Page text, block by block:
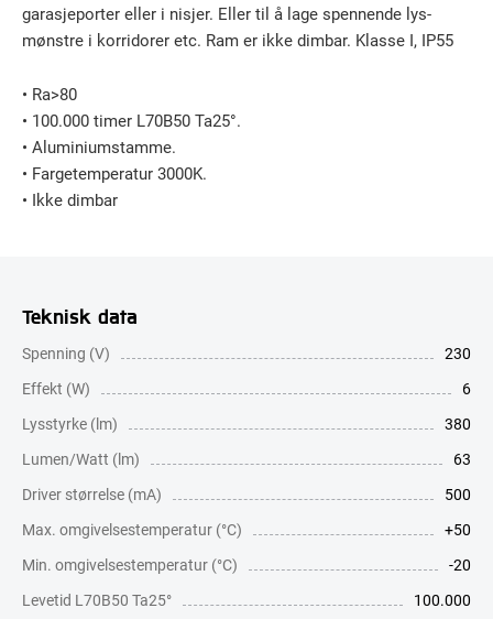
garasjeporter eller i nisjer. Eller til å lage spennende lys-
mønstre i korridorer etc. Ram er ikke dimbar. Klasse I, IP55
• Ra>80
• 100.000 timer L70B50 Ta25°.
• Aluminiumstamme.
• Fargetemperatur 3000K.
• Ikke dimbar
Teknisk data
Spenning (V)
230
Effekt (W)
6
Lysstyrke (lm)
380
Lumen/Watt (lm)
63
Driver størrelse (mA)
500
Max. omgivelsestemperatur (°C)
+50
Min. omgivelsestemperatur (°C)
-20
Levetid L70B50 Ta25°
100.000